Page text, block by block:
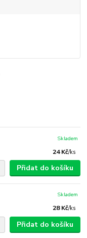
24 Kč/ks
Skladem
Přidat do košíku
28 Kč/ks
Skladem
Přidat do košíku